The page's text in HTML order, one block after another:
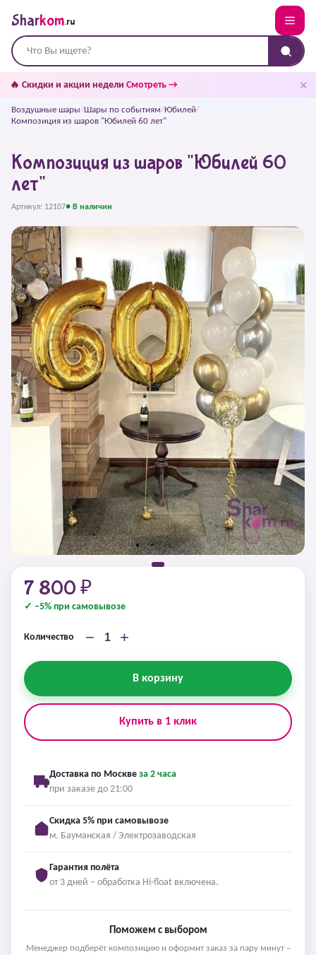
Sharkom.ru
🔥 Скидки и акции недели Смотреть → ✕
Воздушные шары/Шары по событиям/Юбилей/
Композиция из шаров "Юбилей 60 лет"
Композиция из шаров "Юбилей 60
лет"
Артикул: 12107● В наличии
7 800 ₽
✓ −5% при самовывозе
Количество − +
В корзину
Купить в 1 клик
Доставка по Москве за 2 часа
при заказе до 21:00
Скидка 5% при самовывозе
м. Бауманская / Электрозаводская
Гарантия полёта
от 3 дней – обработка Hi-float включена.
Поможем с выбором
Менеджер подберёт композицию и оформит заказ за пару минут –